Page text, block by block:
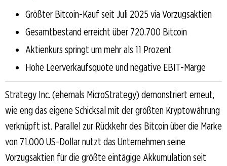
Größter Bitcoin-Kauf seit Juli 2025 via Vorzugsaktien
Gesamtbestand erreicht über 720.700 Bitcoin
Aktienkurs springt um mehr als 11 Prozent
Hohe Leerverkaufsquote und negative EBIT-Marge
Strategy Inc. (ehemals MicroStrategy) demonstriert erneut,
wie eng das eigene Schicksal mit der größten Kryptowährung
verknüpft ist. Parallel zur Rückkehr des Bitcoin über die Marke
von 71.000 US-Dollar nutzt das Unternehmen seine
Vorzugsaktien für die größte eintägige Akkumulation seit